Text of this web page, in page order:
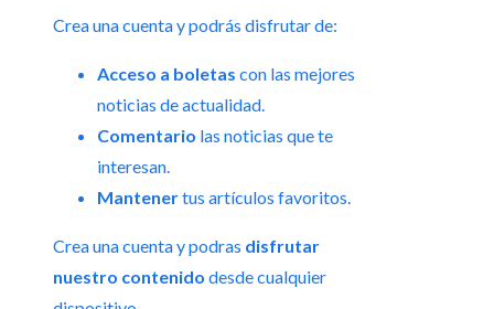
Crea una cuenta y podrás disfrutar de:
Acceso a boletas con las mejores
noticias de actualidad.
Comentario las noticias que te
interesan.
Mantenertus artículos favoritos.
Crea una cuenta y podras disfrutar
nuestro contenido desde cualquier